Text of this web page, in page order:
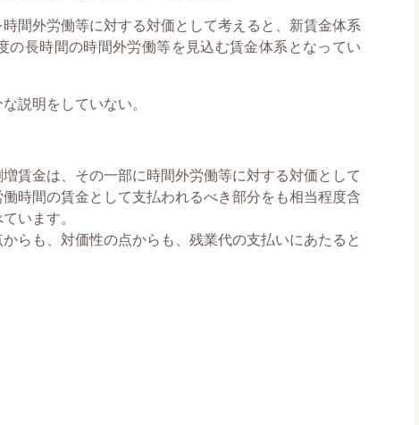
間外労働等に対する対価として考えると、新賃金体系
長時間の時間外労働等を見込む賃金体系となってい
説明をしていない。
賃金は、その一部に時間外労働等に対する対価として
時間の賃金として支払われるべき部分をも相当程度含
います。
らも、対価性の点からも、残業代の支払いにあたると